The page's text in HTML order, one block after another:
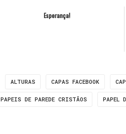
Esperança!
ALTURAS CAPAS FACEBOOK
PAPEIS DE PAREDE CRISTÃOS PAPEL